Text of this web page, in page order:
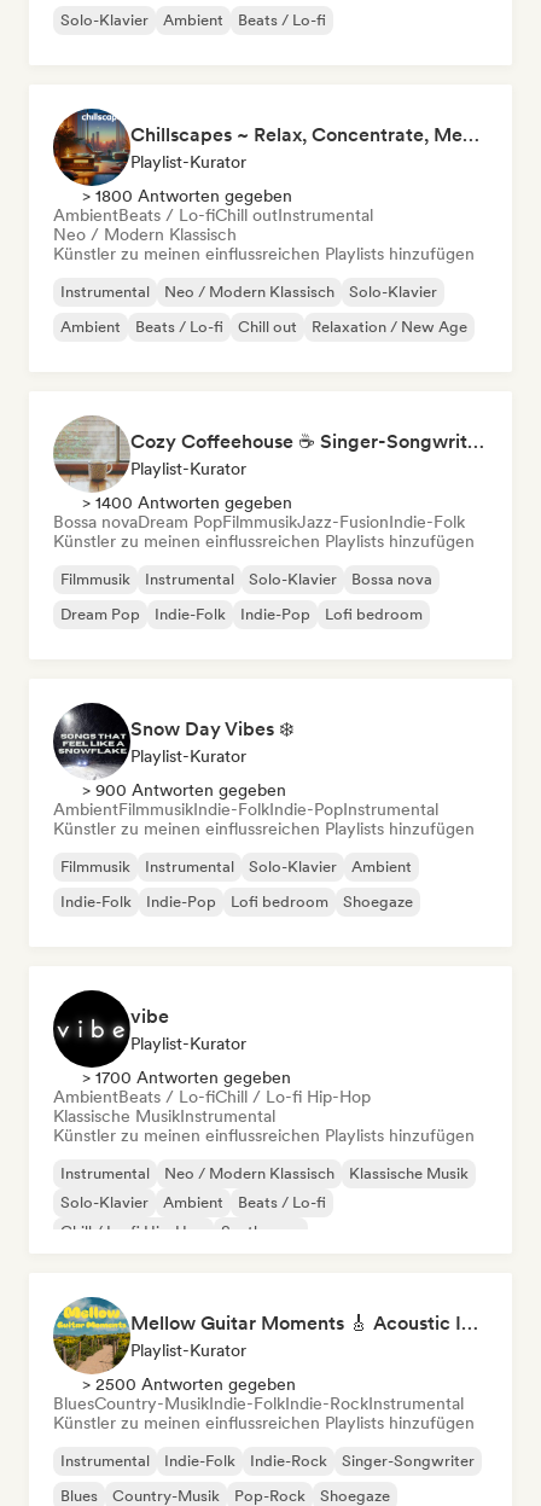
Solo-Klavier Ambient Beats / Lo-fi
Chillscapes ~ Relax, Concentrate, Meditate, Sleep, Dream
Playlist-Kurator
> 1800 Antworten gegeben
AmbientBeats / Lo-fiChill outInstrumental
Neo / Modern Klassisch
Künstler zu meinen einflussreichen Playlists hinzufügen
Instrumental Neo / Modern Klassisch
Solo-Klavier
Ambient
Beats / Lo-fi Chill out Relaxation / New Age
Cozy Coffeehouse ☕ Singer-Songwriter, Indie Folk & Acoustic
Playlist-Kurator
> 1400 Antworten gegeben
Bossa novaDream PopFilmmusikJazz-FusionIndie-Folk
Künstler zu meinen einflussreichen Playlists hinzufügen
Filmmusik Instrumental Solo-Klavier
Bossa nova
Dream Pop
Indie-Folk Indie-Pop Lofi bedroom
Snow Day Vibes ❄️
Playlist-Kurator
> 900 Antworten gegeben
AmbientFilmmusikIndie-FolkIndie-PopInstrumental
Künstler zu meinen einflussreichen Playlists hinzufügen
Filmmusik Instrumental Solo-Klavier
Ambient
Indie-Folk
Indie-Pop Lofi bedroom Shoegaze
vibe
Playlist-Kurator
> 1700 Antworten gegeben
AmbientBeats / Lo-fiChill / Lo-fi Hip-Hop
Klassische MusikInstrumental
Künstler zu meinen einflussreichen Playlists hinzufügen
Instrumental Neo / Modern Klassisch
Klassische Musik
Solo-Klavier
Ambient
Beats / Lo-fi
Chill / Lo-fi Hip-Hop
Synthwave
Mellow Guitar Moments 🎸 Acoustic Indie Folk & Singer-Songwriter
Playlist-Kurator
> 2500 Antworten gegeben
BluesCountry-MusikIndie-FolkIndie-RockInstrumental
Künstler zu meinen einflussreichen Playlists hinzufügen
Instrumental Indie-Folk Indie-Rock
Singer-Songwriter
Blues
Country-Musik Pop-Rock Shoegaze